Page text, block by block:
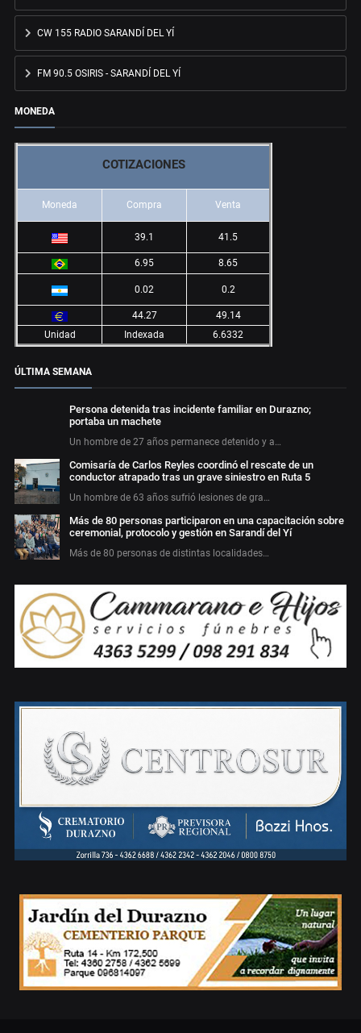
CW 155 RADIO SARANDÍ DEL YÍ
FM 90.5 OSIRIS - SARANDÍ DEL YÍ
MONEDA
COTIZACIONES
Moneda Compra Venta
39.1 41.5
6.95 8.65
0.02 0.2
44.27
49.14
Unidad
Indexada 6.6332
ÚLTIMA SEMANA
Persona detenida tras incidente familiar en Durazno;
portaba un machete
Un hombre de 27 años permanece detenido y a…
Comisaría de Carlos Reyles coordinó el rescate de un
conductor atrapado tras un grave siniestro en Ruta 5
Un hombre de 63 años sufrió lesiones de gra…
Más de 80 personas participaron en una capacitación sobre
ceremonial, protocolo y gestión en Sarandí del Yí
Más de 80 personas de distintas localidades…